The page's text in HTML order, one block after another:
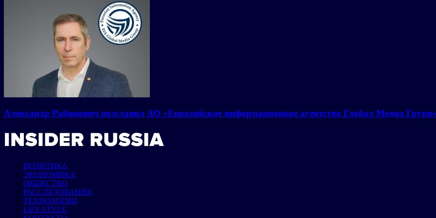
Александр Рабинович возглавил АО «Евразийское информационное агентство Глобал Медиа
ПОЛИТИКА
ЭКОНОМИКА
ОБЩЕСТВО
РАССЛЕДОВАНИЯ
ТЕХНОЛОГИИ
LIFE STYLE